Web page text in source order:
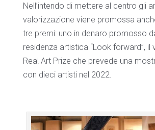
Nell’intendo di mettere al centro gli
valorizzazione viene promossa
tre premi: uno in denaro promosso
residenza artistica “Look forward”, il
Rea! Art Prize che prevede una
con dieci artisti nel 2022.